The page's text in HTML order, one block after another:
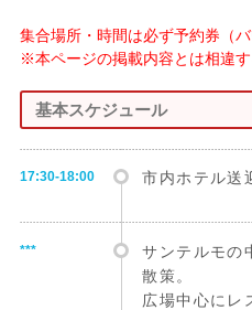
集合場所・時間は必ず予約券（
※本ページの掲載内容とは相違す
基本スケジュール
17:30-18:00 市内ホテル送
***
サンテルモの
散策。
広場中心にレ